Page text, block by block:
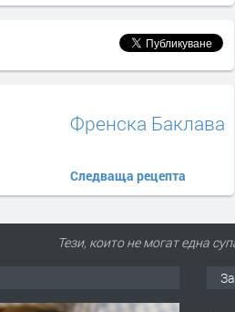
Френска Баклава
Следваща рецепта
Тези, които не могат една